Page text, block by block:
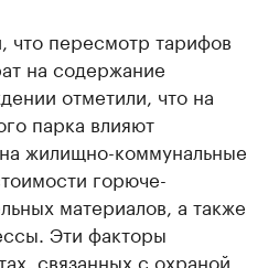
что пересмотр тарифов
на содержание
отметили, что на
парка влияют
жилищно-коммунальные
горюче-
материалов, а также
Эти факторы
связанных с охраной